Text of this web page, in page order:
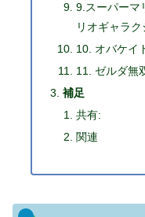
9.スーパーマ
リオギャラク
10. オバケイ
11. ゼルダ無
補足
共有:
関連